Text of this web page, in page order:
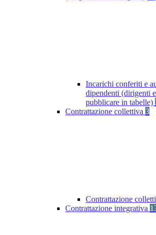
Incarichi conferiti e
dipendenti (dirigenti
pubblicare in tabelle)
Contrattazione collettiva 3
Contrattazione
Contrattazione integrativa